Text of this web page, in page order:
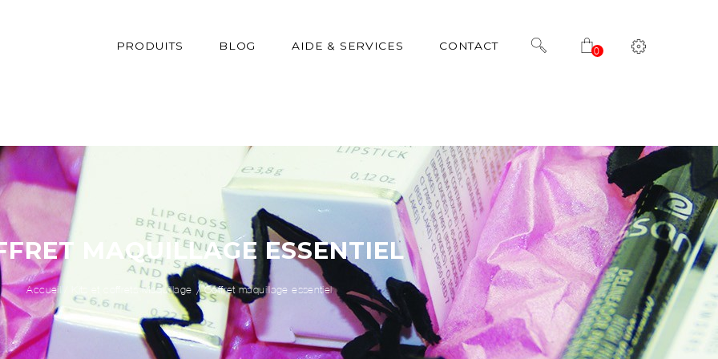
PRODUITS BLOG AIDE & SERVICES CONTACT 0
MAQUILLAGE ESSENTIEL
Accueil Kits et coffrets Maquillage Coffret maquillage essentiel